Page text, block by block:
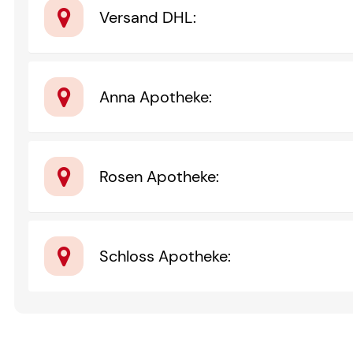
Versand DHL:
Anna Apotheke:
Rosen Apotheke:
Schloss Apotheke: